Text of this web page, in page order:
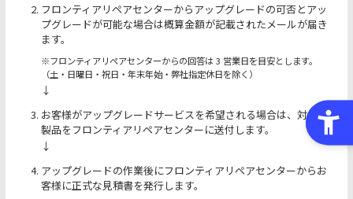
フロンティアリペアセンターからアップグレードの可否とアッ
プグレードが可能な場合は概算金額が記載されたメールが届き
ます。
※フロンティアリペアセンターからの回答は 3 営業日を目安とします。
（土・日曜日・祝日・年末年始・弊社指定休日を除く）
↓
お客様がアップグレードサービスを希望される場合は、対象の
製品をフロンティアリペアセンターに送付します。
↓
アップグレードの作業後にフロンティアリペアセンターからお
客様に正式な見積書を発行します。